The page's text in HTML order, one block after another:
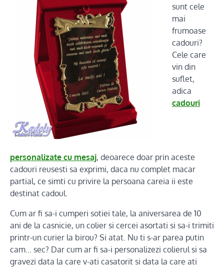
sunt cele
mai
frumoase
cadouri?
Cele care
vin din
suflet,
adica
cadouri
personalizate cu mesaj, deoarece doar prin aceste
cadouri reusesti sa exprimi, daca nu complet macar
partial, ce simti cu privire la persoana careia ii este
destinat cadoul.
Cum ar fi sa-i cumperi sotiei tale, la aniversarea de 10
ani de la casnicie, un colier si cercei asortati si sa-i trimiti
printr-un curier la birou? Si atat. Nu ti s-ar parea putin
cam… sec? Dar cum ar fi sa-i personalizezi colierul si sa
gravezi data la care v-ati casatorit si data la care ati